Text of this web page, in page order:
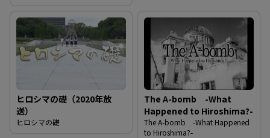
ヒロシマの礎（2020年放
送）
ヒロシマの礎
The A-bomb -What
Happened to Hiroshima?-
The A-bomb -What Happened
to Hiroshima?-